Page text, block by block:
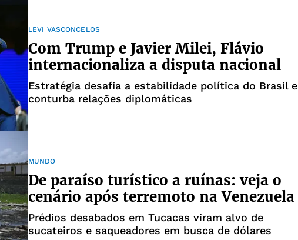
LEVI VASCONCELOS
Com Trump e Javier Milei, Flávio
internacionaliza a disputa nacional
Estratégia desafia a estabilidade política do Brasil e
conturba relações diplomáticas
MUNDO
De paraíso turístico a ruínas: veja o
cenário após terremoto na Venezuela
Prédios desabados em Tucacas viram alvo de
sucateiros e saqueadores em busca de dólares